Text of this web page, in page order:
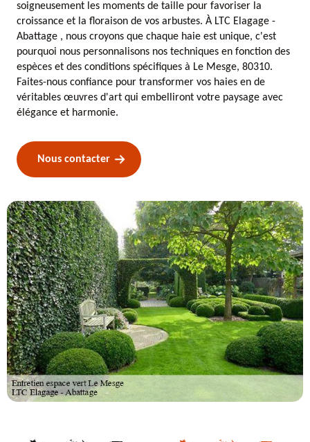
soigneusement les moments de taille pour favoriser la
croissance et la floraison de vos arbustes. À LTC Elagage -
Abattage , nous croyons que chaque haie est unique, c'est
pourquoi nous personnalisons nos techniques en fonction des
espèces et des conditions spécifiques à Le Mesge, 80310.
Faites-nous confiance pour transformer vos haies en de
véritables œuvres d'art qui embelliront votre paysage avec
élégance et harmonie.
Nous contacter